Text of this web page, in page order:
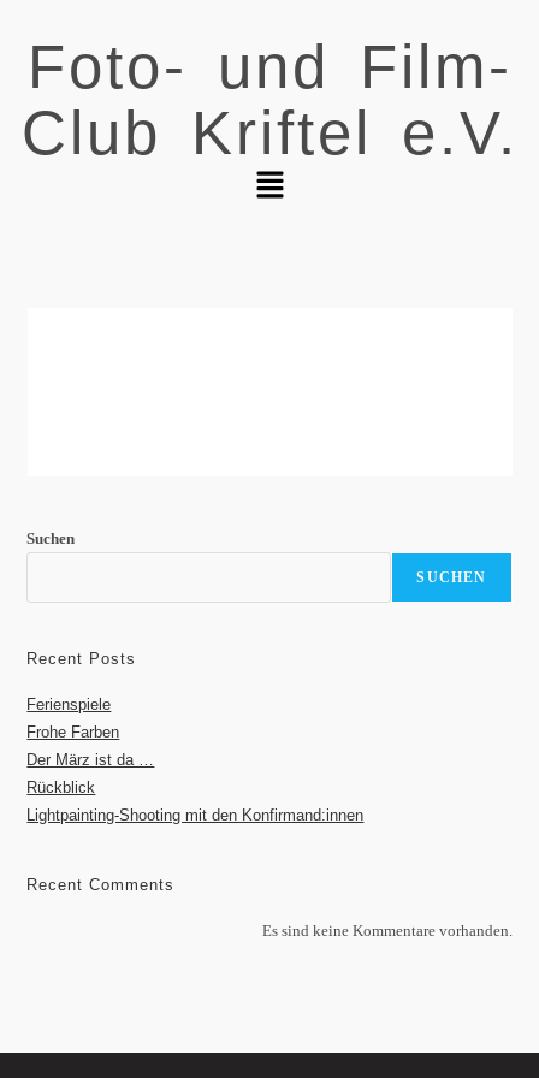
Foto- und Film-
Club Kriftel e.V.
Suchen
SUCHEN
Recent Posts
Ferienspiele
Frohe Farben
Der März ist da …
Rückblick
Lightpainting-Shooting mit den Konfirmand:innen
Recent Comments
Es sind keine Kommentare vorhanden.